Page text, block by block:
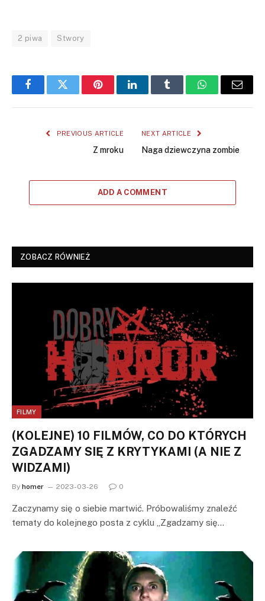
2 piwa Stwory
FacebookTwitter PinterestLinkedInTumblr WhatsAppEmail
PREVIOUS ARTICLE
Z mroku
NEXT ARTICLE
Naga dziewczyna zombie
ADD A COMMENT
ZOBACZ RÓWNIEŻ
FILMY
(KOLEJNE) 10 FILMÓW, CO DO KTÓRYCH
ZGADZAMY SIĘ Z KRYTYKAMI (A NIE Z
WIDZAMI)
By homer 2023-03-26 0
Zaczynamy się o siebie martwić. Próbowaliśmy znaleźć
tematy do kolejnego posta z cyklu „Zgadzamy się…